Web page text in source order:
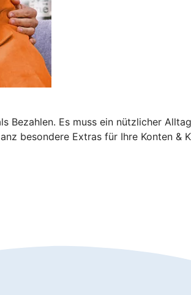
Es muss ein nützlicher
besondere Extras für Ihre Konten